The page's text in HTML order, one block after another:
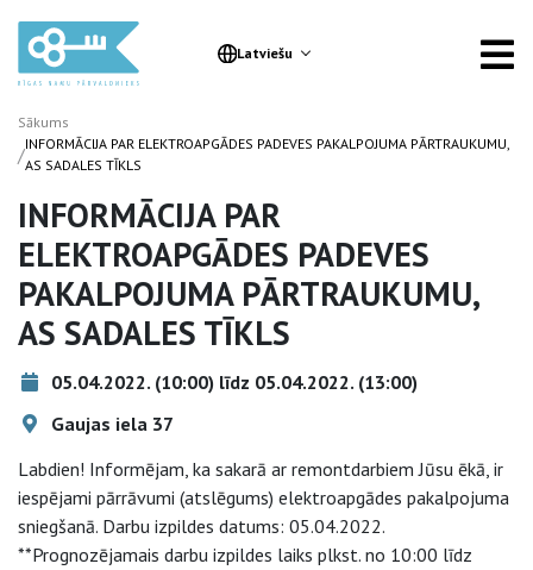
Latviešu
Sākums
/INFORMĀCIJA PAR ELEKTROAPGĀDES PADEVES PAKALPOJUMA PĀRTRAUKUMU,
AS SADALES TĪKLS
INFORMĀCIJA PAR
ELEKTROAPGĀDES PADEVES
PAKALPOJUMA PĀRTRAUKUMU,
AS SADALES TĪKLS
05.04.2022. (10:00) līdz 05.04.2022. (13:00)
Gaujas iela 37
Labdien! Informējam, ka sakarā ar remontdarbiem Jūsu ēkā, ir
iespējami pārrāvumi (atslēgums) elektroapgādes pakalpojuma
sniegšanā. Darbu izpildes datums: 05.04.2022.
**Prognozējamais darbu izpildes laiks plkst. no 10:00 līdz